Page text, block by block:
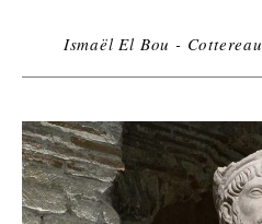
Ismaël El Bou - Cottereau